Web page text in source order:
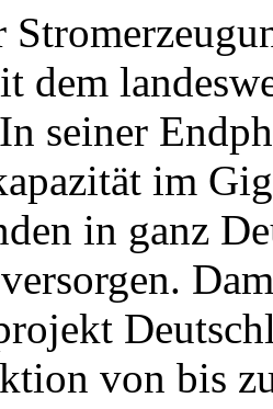
dem
seiner
im
in ganz
von bis